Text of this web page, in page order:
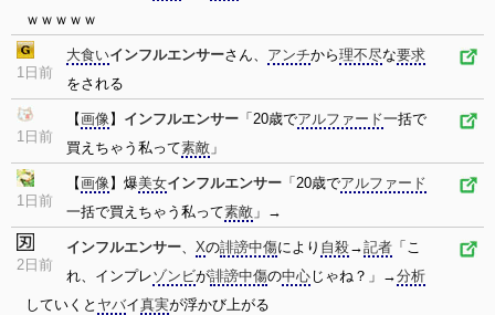
ｗｗｗｗｗ
1日前
大食いインフルエンサーさん、 アンチから理不尽な要求
をされる
1日前
【画像】 インフルエンサー 「20歳でアルファード一括で
買えちゃう私って素敵 」
1日前
【画像】爆美女インフルエンサー 「20歳でアルファード
一括で買えちゃう私って素敵 」→
2日前
インフルエンサー、 Xの誹謗中傷により 自殺→記者 「こ
れ、インプレゾンビが誹謗中傷の中心 じゃね？」→分析
していくと ヤバイ真実が浮かび上がる